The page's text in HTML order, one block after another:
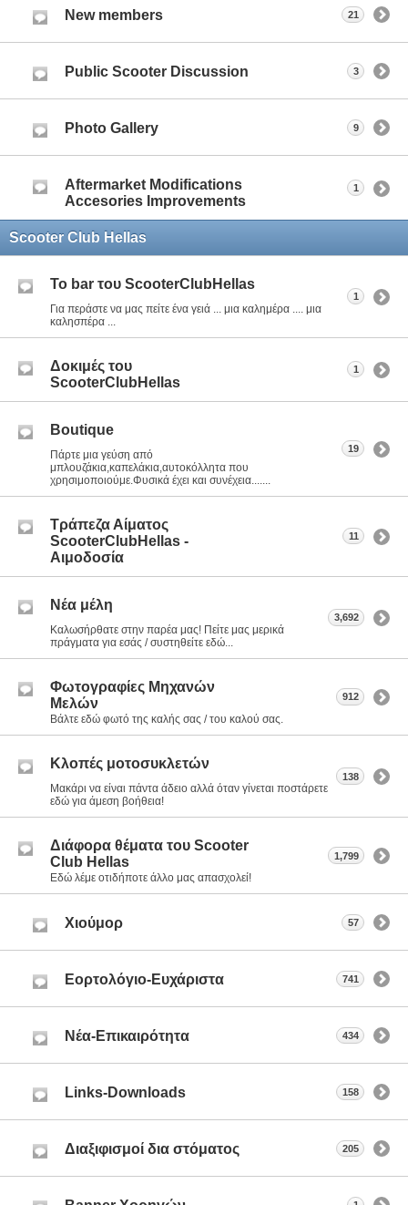
New members 21
Public Scooter Discussion 3
Photo Gallery 9
Aftermarket Modifications
Accesories Improvements
1
Scooter Club Hellas
To bar του ScooterClubHellas
Για περάστε να μας πείτε ένα γειά ... μια καλημέρα .... μια
καλησπέρα ...
1
Δοκιμές του
ScooterClubHellas
1
Boutique
Πάρτε μια γεύση από
μπλουζάκια,καπελάκια,αυτοκόλλητα που
χρησιμοποιούμε.Φυσικά έχει και συνέχεια.......
19
Τράπεζα Αίματος
ScooterClubHellas -
Αιμοδοσία
11
Νέα μέλη
Καλωσήρθατε στην παρέα μας! Πείτε μας μερικά
πράγματα για εσάς / συστηθείτε εδώ...
3,692
Φωτογραφίες Μηχανών
Μελών
Βάλτε εδώ φωτό της καλής σας / του καλού σας.
912
Kλοπές μοτοσυκλετών
Μακάρι να είναι πάντα άδειο αλλά όταν γίνεται ποστάρετε
εδώ για άμεση βοήθεια!
138
Διάφορα θέματα του Scooter
Club Hellas
Εδώ λέμε οτιδήποτε άλλο μας απασχολεί!
1,799
Χιούμορ 57
Εορτολόγιο-Ευχάριστα 741
Nέα-Επικαιρότητα 434
Links-Downloads 158
Διαξιφισμοί δια στόματος 205